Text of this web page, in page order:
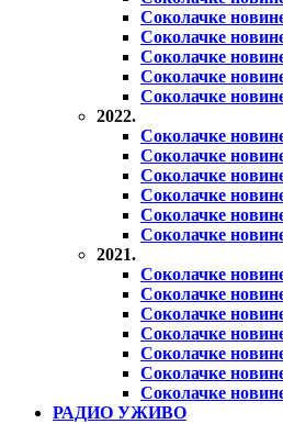
Соколачке
Соколачке
Соколачке
Соколачке
Соколачке
2022.
Соколачке
Соколачке
Соколачке
Соколачке
Соколачке
Соколачке
2021.
Соколачке
Соколачке
Соколачке
Соколачке
Соколачке
Соколачке
Соколачке
РАДИО УЖИВО